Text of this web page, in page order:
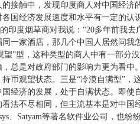
接触中，发现印度商人对中国经济
国经济发展速度和水平有一定的
印度烟草商对我说：“20多年前我
一家酒店，那几个中国人居然问我
望”型，这种类型的商人中有一部
总是对政府部门的影响力更为看中
币观望状态。三是“冷漠自满型”
经济的发展，处于自满状态。即
法不尽相同，但主流基本是对中
、Satyam等著名软件业公司，也